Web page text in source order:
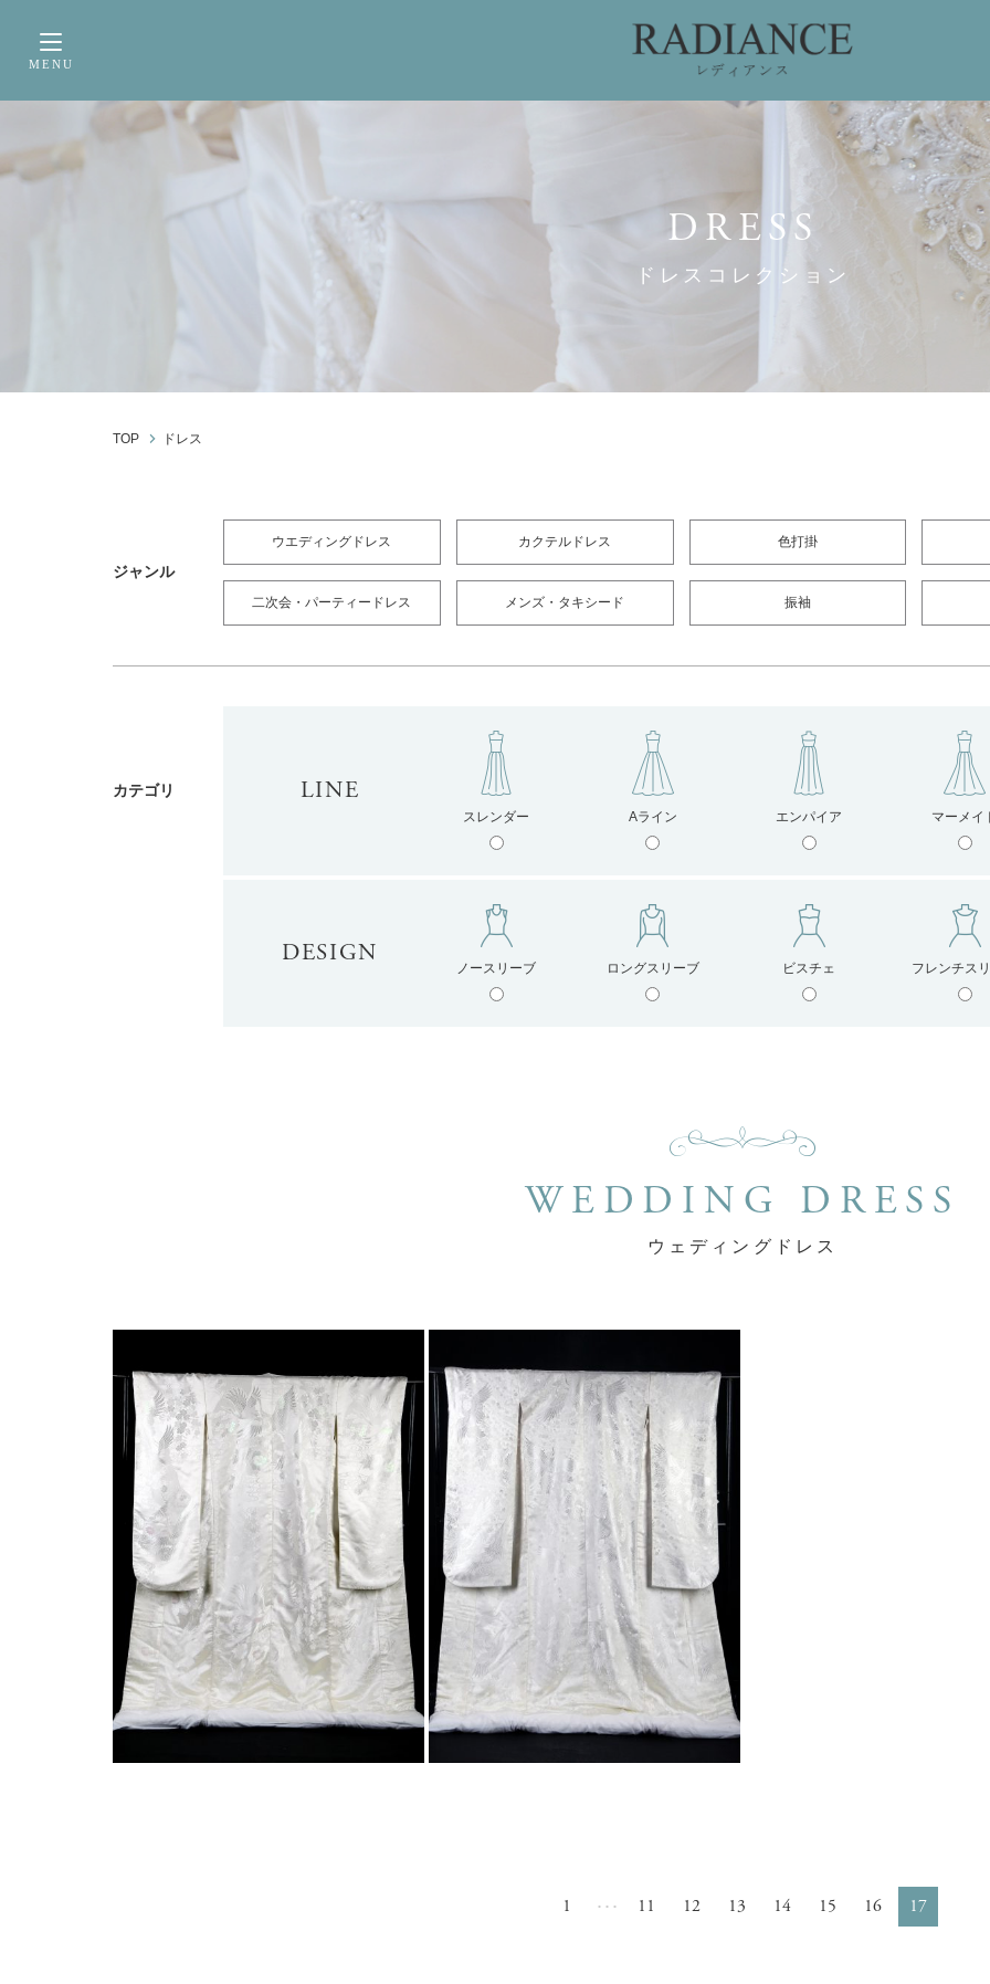
MENU
DRESS
ドレスコレクション
TOP ドレス
ジャンル
ウエディングドレス カクテルドレス 色打掛
二次会・パーティードレス メンズ・タキシード 振袖
カテゴリ LINE
スレンダー Aライン エンパイア マーメイ
DESIGN
ノースリーブ ロングスリーブ ビスチェ フレンチス
WEDDING DRESS
ウェディングドレス
1 ･･･ 11 12 13 14 15 16 17